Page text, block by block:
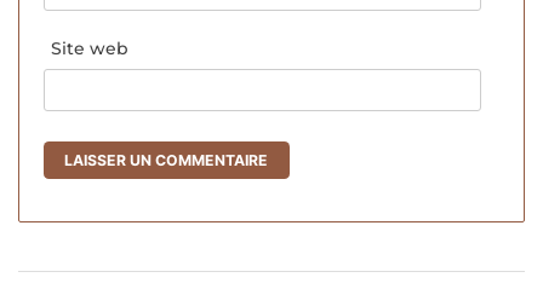
Site web